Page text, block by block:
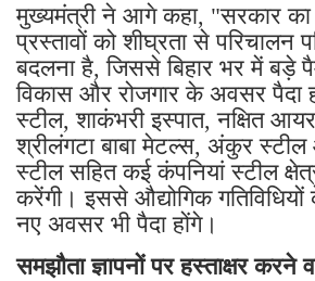
मुख्यमंत्री ने आगे कहा, "सरकार का
प्रस्तावों को शीघ्रता से परिचालन
बदलना है, जिससे बिहार भर में बड़े
विकास और रोजगार के अवसर पैदा
स्टील, शाकंभरी इस्पात, नक्षित
श्रीलंगटा बाबा मेटल्स, अंकुर स्टील
स्टील सहित कई कंपनियां स्टील
करेंगी। इससे औद्योगिक
नए अवसर भी पैदा होंगे।
समझौता ज्ञापनों पर हस्ताक्षर करने